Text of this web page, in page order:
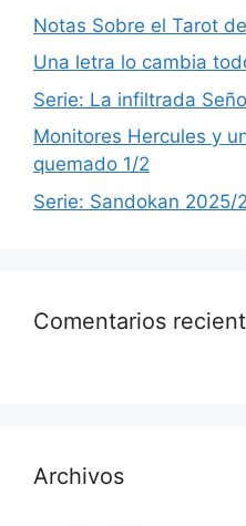
Notas Sobre el Tarot
Una letra lo cambia
Serie: La infiltrada
Monitores Hercules y
quemado 1/2
Serie: Sandokan 2025/
Comentarios
Archivos